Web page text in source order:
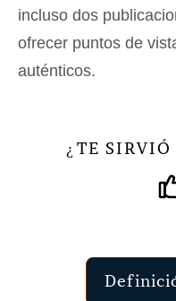
incluso dos
ofrecer puntos de
auténticos.
¿ TE SIRVIÓ